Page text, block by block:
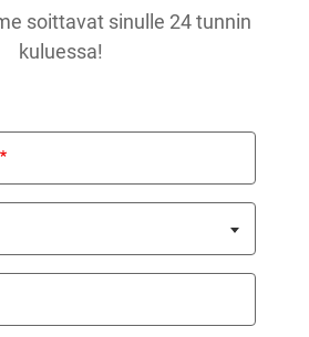
soittavat sinulle 24 tunnin
kuluessa!